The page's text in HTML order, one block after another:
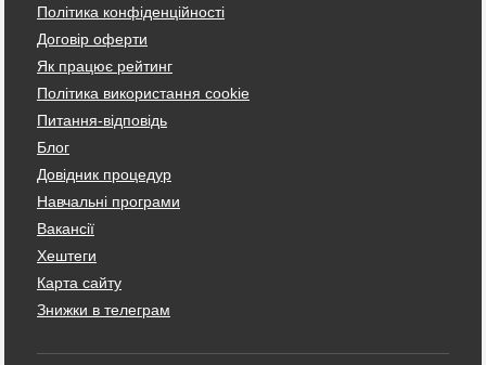
Політика конфіденційності
Договір оферти
Як працює рейтинг
Політика використання cookie
Питання-відповідь
Блог
Довідник процедур
Навчальні програми
Вакансії
Хештеги
Карта сайту
Знижки в телеграм